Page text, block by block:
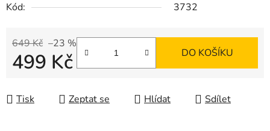
Kód:
3732
649 Kč –23 %
499 Kč DO KOŠÍKU
Tisk Zeptat se Hlídat Sdílet